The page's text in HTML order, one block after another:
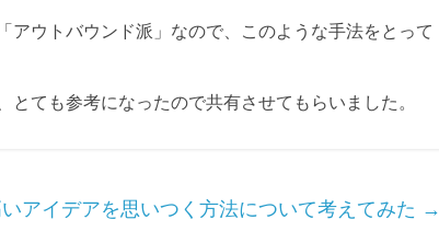
ウトバウンド派」なので、このような手法をとって
ても参考になったので共有させてもらいました。
アイデアを思いつく方法について考えてみた →